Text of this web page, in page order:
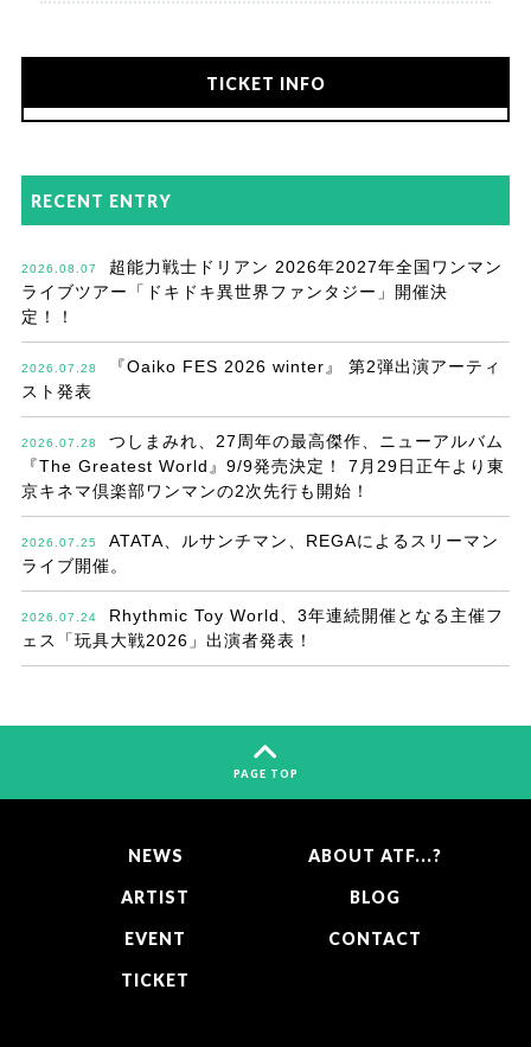
TICKET INFO
RECENT ENTRY
2026.08.07
超能力戦士ドリアン 2026年2027年全国ワンマン
ライブツアー「ドキドキ異世界ファンタジー」開催決
定！！
2026.07.28
『Oaiko FES 2026 winter』 第2弾出演アーティ
スト発表
2026.07.28
つしまみれ、27周年の最高傑作、ニューアルバム
『The Greatest World』9/9発売決定！ 7月29日正午より東
京キネマ倶楽部ワンマンの2次先行も開始！
2026.07.25
ATATA、ルサンチマン、REGAによるスリーマン
ライブ開催。
2026.07.24
Rhythmic Toy World、3年連続開催となる主催フ
ェス「玩具大戦2026」出演者発表！
PAGE TOP
NEWS
ARTIST
EVENT
TICKET
ABOUT ATF...?
BLOG
CONTACT